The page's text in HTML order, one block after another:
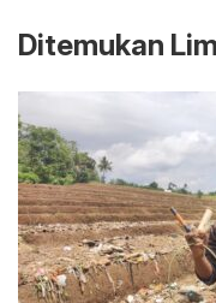
Ditemukan